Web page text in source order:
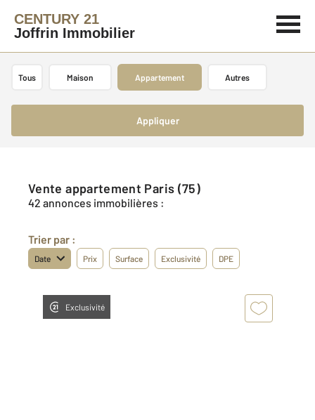
CENTURY 21
Joffrin Immobilier
Tous Maison Appartement Autres
Appliquer
Vente appartement Paris (75)
42 annonces immobilières :
Trier par :
Date Prix Surface Exclusivité DPE
Exclusivité